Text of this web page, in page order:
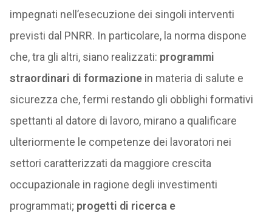
impegnati nell’esecuzione dei singoli interventi
previsti dal PNRR. In particolare, la norma dispone
che, tra gli altri, siano realizzati: programmi
straordinari di formazionein materia di salute e
sicurezza che, fermi restando gli obblighi formativi
spettanti al datore di lavoro, mirano a qualificare
ulteriormente le competenze dei lavoratori nei
settori caratterizzati da maggiore crescita
occupazionale in ragione degli investimenti
programmati; progetti di ricerca e